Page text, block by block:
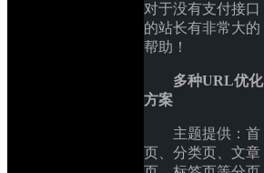
对于没有支付接口
的站长有非常大的
帮助！
多种URL优化
方案
主题提供：首
页、分类页、文章